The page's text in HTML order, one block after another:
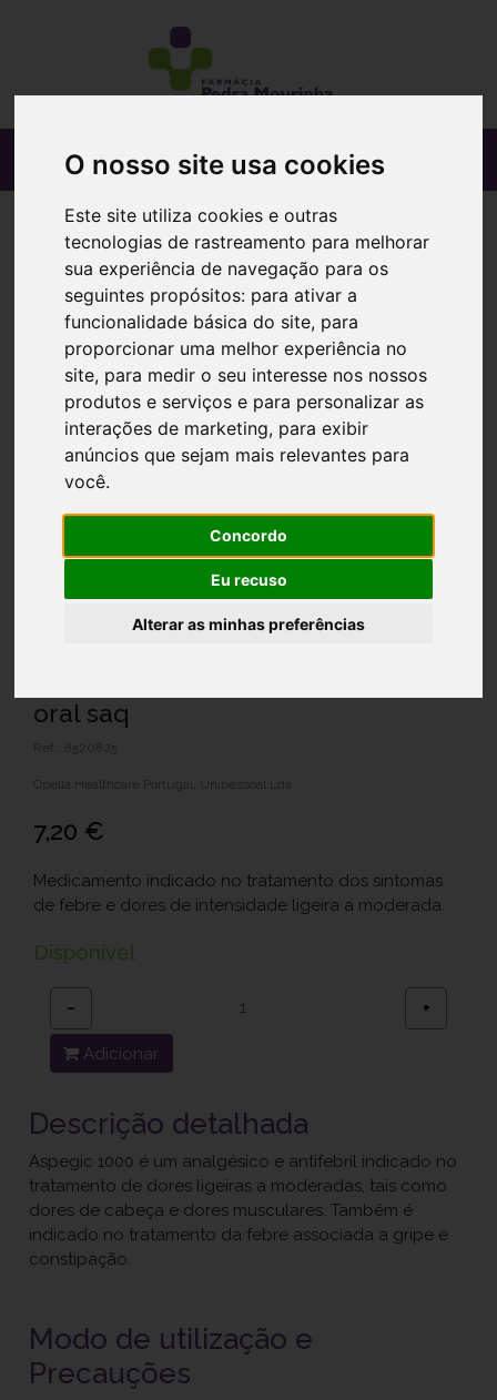
O nosso site usa cookies
Este site utiliza cookies e outras
tecnologias de rastreamento para melhorar
sua experiência de navegação para os
seguintes propósitos: para ativar a
funcionalidade básica do site, para
proporcionar uma melhor experiência no
site, para medir o seu interesse nos nossos
produtos e serviços e para personalizar as
interações de marketing, para exibir
anúncios que sejam mais relevantes para
você.
Concordo
Eu recuso
Alterar as minhas preferências
oral saq
Ref.: 8520825
Opella Healthcare Portugal, Unipessoal Lda
7,20 €
Medicamento indicado no tratamento dos sintomas
de febre e dores de intensidade ligeira a moderada.
Disponível
− +
Adicionar
Descrição detalhada
Aspegic 1000 é um analgésico e antifebril indicado no
tratamento de dores ligeiras a moderadas, tais como
dores de cabeça e dores musculares. Também é
indicado no tratamento da febre associada a gripe e
constipação.
Modo de utilização e
Precauções